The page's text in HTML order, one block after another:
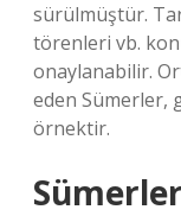
sürülmüştür.
törenleri vb.
onaylanabilir.
eden Sümerler,
örnektir.